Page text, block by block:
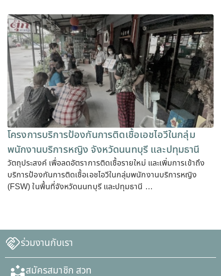
โครงการบริการป้องกันการติดเชื้อเอชไอวีในกลุ่ม
พนักงานบริการหญิง จังหวัดนนทบุรี และปทุมธานี
วัตถุประสงค์ เพื่อลดอัตราการติดเชื้อรายใหม่ และเพิ่มการเข้าถึง
บริการป้องกันการติดเชื้อเอชไอวีในกลุ่มพนักงานบริการหญิง
(FSW) ในพื้นที่จังหวัดนนทบุรี และปทุมธานี …
ร่วมงานกับเรา
สมัครสมาชิก สวท